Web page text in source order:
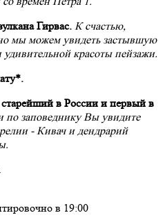
Гирвас. К счастью,
мы можем увидеть застывшую
красоты пейзажи.
в России и первый в
по заповеднику Вы увидите
- Кивач и дендрарий
в 19:00